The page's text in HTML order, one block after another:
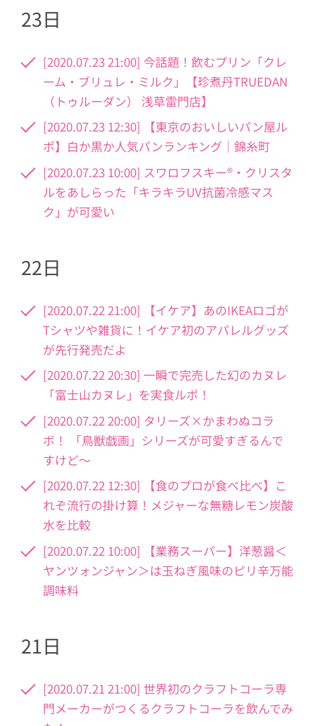
23日
[2020.07.23 21:00] 今話題！飲むプリン「クレ
ーム・ブリュレ・ミルク」【珍煮丹TRUEDAN
（トゥルーダン） 浅草雷門店】
[2020.07.23 12:30] 【東京のおいしいパン屋ル
ポ】白か黒か人気パンランキング｜錦糸町
[2020.07.23 10:00] スワロフスキー®・クリスタ
ルをあしらった「キラキラUV抗菌冷感マス
ク」が可愛い
22日
[2020.07.22 21:00] 【イケア】あのIKEAロゴが
Tシャツや雑貨に！イケア初のアパレルグッズ
が先行発売だよ
[2020.07.22 20:30] 一瞬で完売した幻のカヌレ
「富士山カヌレ」を実食ルポ！
[2020.07.22 20:00] タリーズ×かまわぬコラ
ボ！ 「鳥獣戯画」シリーズが可愛すぎるんで
すけど～
[2020.07.22 12:30] 【食のプロが食べ比べ】こ
れぞ流行の掛け算！メジャーな無糖レモン炭酸
水を比較
[2020.07.22 10:00] 【業務スーパー】洋葱醤＜
ヤンツォンジャン＞は玉ねぎ風味のピリ辛万能
調味料
21日
[2020.07.21 21:00] 世界初のクラフトコーラ専
門メーカーがつくるクラフトコーラを飲んでみ